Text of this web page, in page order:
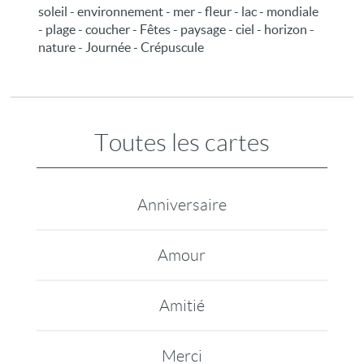
soleil - environnement - mer - fleur - lac - mondiale
- plage - coucher - Fêtes - paysage - ciel - horizon -
nature - Journée - Crépuscule
Toutes les cartes
Anniversaire
Amour
Amitié
Merci